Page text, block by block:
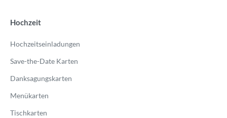
Hochzeit
Hochzeitseinladungen
Save-the-Date Karten
Danksagungskarten
Menükarten
Tischkarten